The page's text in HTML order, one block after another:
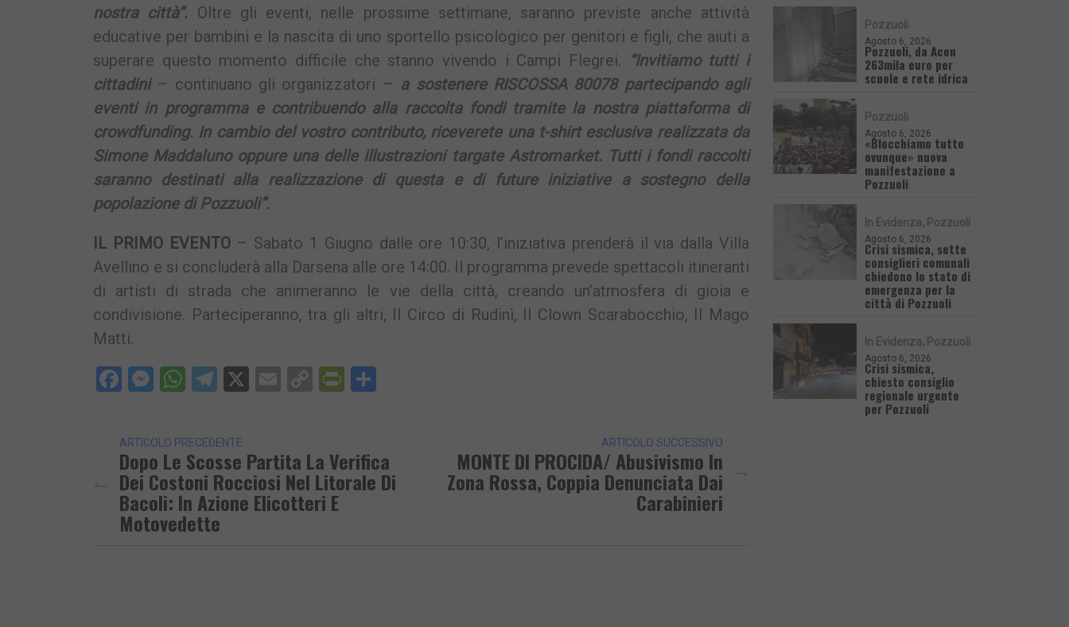
nostra città”. Oltre gli eventi, nelle prossime settimane, saranno previste anche attività
educative per bambini e la nascita di uno sportello psicologico per genitori e figli, che aiuti a
superare questo momento difficile che stanno vivendo i Campi Flegrei.
“Invitiamo tutti i
cittadini– continuano gli organizzatori – a sostenere RISCOSSA 80078 partecipando agli
eventi in programma e contribuendo alla raccolta fondi tramite la nostra piattaforma di
crowdfunding. In cambio del vostro contributo, riceverete una t-shirt esclusiva realizzata da
Simone Maddaluno oppure una delle illustrazioni targate Astromarket. Tutti i fondi raccolti
saranno destinati alla realizzazione di questa e di future iniziative a sostegno della
popolazione di Pozzuoli”.
IL PRIMO EVENTO– Sabato 1 Giugno dalle ore 10:30, l’iniziativa prenderà il via dalla Villa
Avellino e si concluderà alla Darsena alle ore 14:00. Il programma prevede spettacoli itineranti
di artisti di strada che animeranno le vie della città, creando un’atmosfera di gioia e
condivisione. Parteciperanno, tra gli altri, Il Circo di Rudinì, Il Clown Scarabocchio, Il Mago
Matti.
Facebook
Messenger
WhatsApp
Telegram
X EmailCopyPrintFriendly
ARTICOLO PRECEDENTE
Dopo Le Scosse Partita La Verifica
Dei Costoni Rocciosi Nel Litorale Di
Bacoli: In Azione Elicotteri E
Motovedette
ARTICOLO SUCCESSIVO
MONTE DI PROCIDA/ Abusivismo In
Zona Rossa, Coppia Denunciata Dai
Carabinieri
Pozzuoli
Agosto 6, 2026
Pozzuoli, da Acen
263mila euro per
scuole e rete idrica
Pozzuoli
Agosto 6, 2026
«Blocchiamo tutto
ovunque» nuova
manifestazione a
Pozzuoli
In Evidenza Pozzuoli
Agosto 6, 2026
Crisi sismica, sette
consiglieri comunali
chiedono lo stato di
emergenza per la
città di Pozzuoli
In Evidenza Pozzuoli
Agosto 6, 2026
Crisi sismica,
chiesto consiglio
regionale urgente
per Pozzuoli